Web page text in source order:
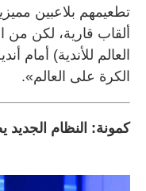
تطعيمهم بلاعبين
ألقاب قارية، لكن
العالم للأندية) أمام
الكرة على العالم».
كمونة: النظام الجديد